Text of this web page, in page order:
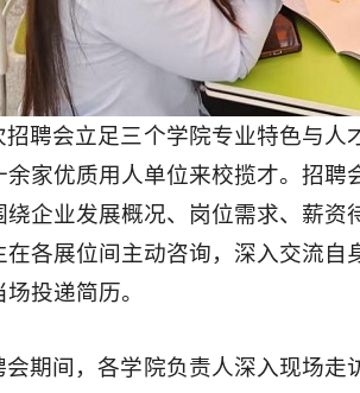
招聘会立足三个学院专业特色与
余家优质用人单位来校揽才。招
绕企业发展概况、岗位需求、薪
在各展位间主动咨询，深入交流
投递简历。
会期间，各学院负责人深入现场走